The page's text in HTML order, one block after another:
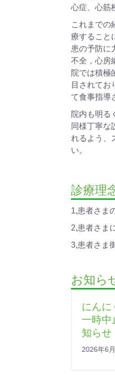
心症、心筋
これまでの
療すること
患の予防に
不全，心房
院では積極
目されてお
て食事指導
院内も明る
同様丁寧な
れるよう、
い。
診療理
1,患者さま
2,患者さま
3,患者さま
お知ら
にんにく注射
一時中止のお
2026年6月12日